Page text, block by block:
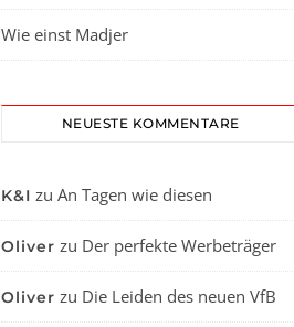
Wie einst Madjer
NEUESTE KOMMENTARE
K&I zu An Tagen wie diesen
Oliver zu Der perfekte Werbeträger
Oliver zu Die Leiden des neuen VfB